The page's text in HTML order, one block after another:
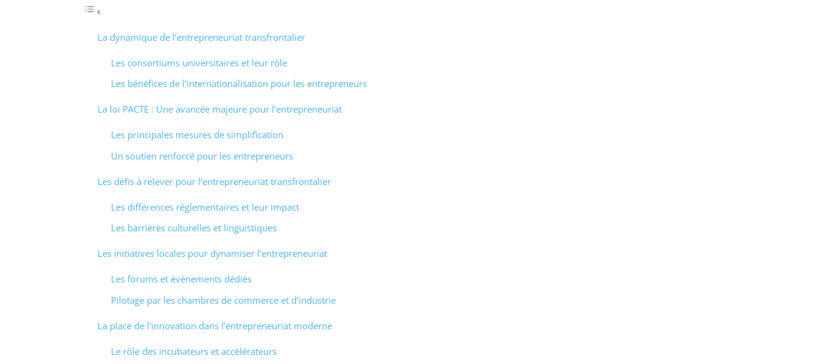
La dynamique de l’entrepreneuriat transfrontalier
Les consortiums universitaires et leur rôle
Les bénéfices de l’internationalisation pour les entrepreneurs
La loi PACTE : Une avancée majeure pour l’entrepreneuriat
Les principales mesures de simplification
Un soutien renforcé pour les entrepreneurs
Les défis à relever pour l’entrepreneuriat transfrontalier
Les différences réglementaires et leur impact
Les barrières culturelles et linguistiques
Les initiatives locales pour dynamiser l’entrepreneuriat
Les forums et événements dédiés
Pilotage par les chambres de commerce et d’industrie
La place de l’innovation dans l’entrepreneuriat moderne
Le rôle des incubateurs et accélérateurs